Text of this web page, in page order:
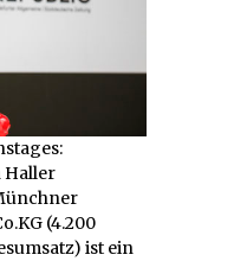
Haller
(4.200
ist ein